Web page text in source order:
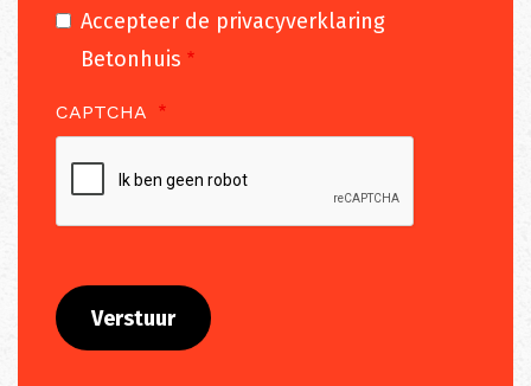
Accepteer de privacyverklaring
Betonhuis
CAPTCHA